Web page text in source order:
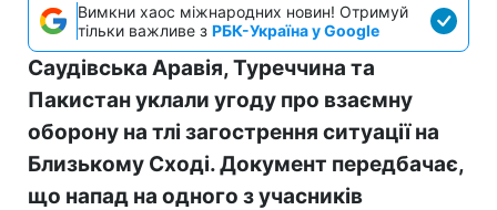
Вимкни хаос міжнародних новин! Отримуй
тільки важливе з РБК-Україна у Google
Саудівська Аравія, Туреччина та
Пакистан уклали угоду про взаємну
оборону на тлі загострення ситуації на
Близькому Сході. Документ передбачає,
що напад на одного з учасників